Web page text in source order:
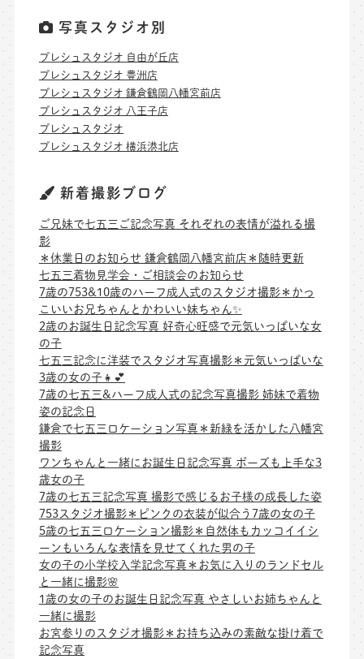
写真スタジオ別
プレシュスタジオ 自由が丘店
プレシュスタジオ 豊洲店
プレシュスタジオ 鎌倉鶴岡八幡宮前店
プレシュスタジオ 八王子店
プレシュスタジオ
プレシュスタジオ 横浜港北店
新着撮影ブログ
ご兄妹で七五三ご記念写真 それぞれの表情が溢れる撮
影
＊休業日のお知らせ 鎌倉鶴岡八幡宮前店＊随時更新
七五三着物見学会・ご相談会のお知らせ
7歳の753&10歳のハーフ成人式のスタジオ撮影＊かっ
こいいお兄ちゃんとかわいい妹ちゃん✨
2歳のお誕生日記念写真 好奇心旺盛で元気いっぱいな女
の子
七五三記念に洋装でスタジオ写真撮影＊元気いっぱいな
3歳の女の子👧💕
7歳の七五三&ハーフ成人式の記念写真撮影 姉妹で着物
姿の記念日
鎌倉で七五三ロケーション写真＊新緑を活かした八幡宮
撮影
ワンちゃんと一緒にお誕生日記念写真 ポーズも上手な3
歳女の子
7歳の七五三記念写真 撮影で感じるお子様の成長した姿
753スタジオ撮影＊ピンクの衣装が似合う7歳の女の子
5歳の七五三ロケーション撮影＊自然体もカッコイイシ
ーンもいろんな表情を見せてくれた男の子
女の子の小学校入学記念写真＊お気に入りのランドセル
と一緒に撮影🌸
1歳の女の子のお誕生日記念写真 やさしいお姉ちゃんと
一緒に撮影
お宮参りのスタジオ撮影＊お持ち込みの素敵な掛け着で
記念写真